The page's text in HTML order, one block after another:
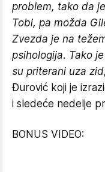
problem, tako da
Tobi, pa možda
Zvezda je na
psihologija. Tako
su priterani uza
Đurović koji je
i sledeće nedelje
BONUS VIDEO: